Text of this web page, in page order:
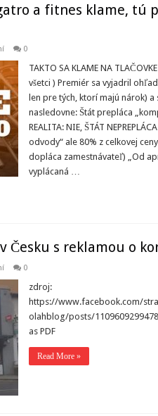
a fitnes klame, tú
0
TAKTO SA KLAME NA
všetci ) Premiér sa vyjadril
len pre tých, ktorí majú nárok)
nasledovne: Štát prepláca
REALITA: NIE, ŠTÁT
odvody“ ale 80% z celkovej
dopláca zamestnávateľ) „Od
vyplácaná …
Česku s reklamou o
0
zdroj:
https://www.facebook.com/
olahblog/posts/
as PDF
Read More »